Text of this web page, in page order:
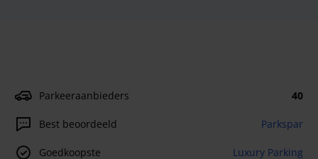
Parkeeraanbieders 40
Best beoordeeld Parkspar
Goedkoopste Luxury Parking